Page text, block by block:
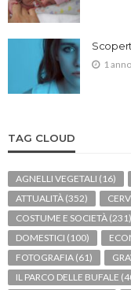
1
TAG CLOUD
AGNELLI VEGETALI (16)
ATTUALITÀ (352)
COSTUME E SOCIETÀ (231)
DOMESTICI (100)
FOTOGRAFIA (61)
IL PARCO DELLE BUFALE